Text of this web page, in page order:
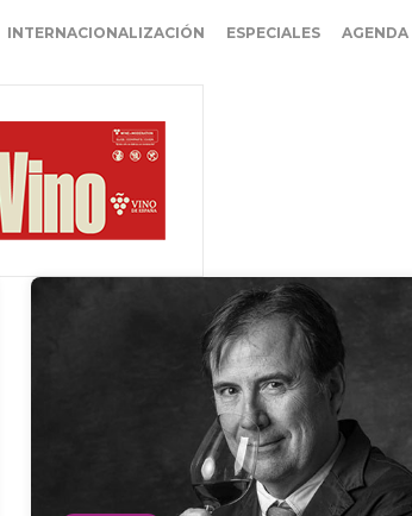
INTERNACIONALIZACIÓN ESPECIALES AGENDA